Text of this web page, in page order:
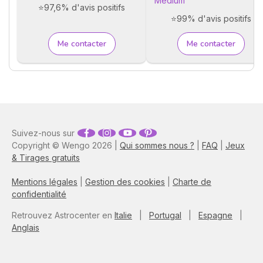
⭐97,6% d'avis positifs
Me contacter
⭐99% d'avis positifs
Me contacter
Copyright © Wengo 2026 | Qui sommes nous ? FAQ
Jeux
& Tirages gratuits
Mentions légales Gestion des cookies
Charte de
confidentialité
Suivez-nous sur
Retrouvez Astrocenter en Italie Portugal Espagne
Anglais